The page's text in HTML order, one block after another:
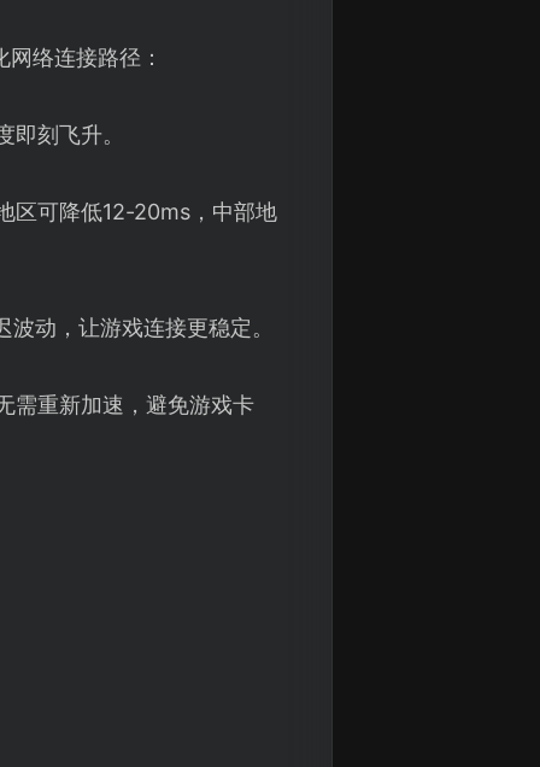
络连接路径：
刻飞升。
区可降低12-20ms，中部地
动，让游戏连接更稳定。
需重新加速，避免游戏卡